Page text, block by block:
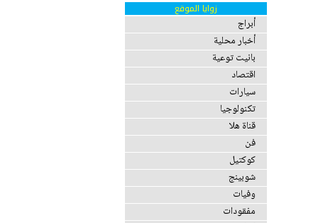
زوايا الموقع
أبراج
أخبار محلية
بانيت توعية
اقتصاد
سيارات
تكنولوجيا
قناة هلا
فن
كوكتيل
شوبينج
وفيات
مفقودات